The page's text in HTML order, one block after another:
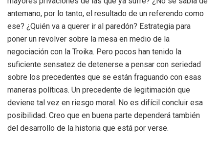
antemano, por lo tanto, el resultado de un referendo como
ese? ¿Quién va a querer ir al paredón? Estrategia para
poner un revolver sobre la mesa en medio de la
negociación con la Troika. Pero pocos han tenido la
suficiente sensatez de detenerse a pensar con seriedad
sobre los precedentes que se están fraguando con esas
maneras políticas. Un precedente de legitimación que
deviene tal vez en riesgo moral. No es difícil concluir esa
posibilidad. Creo que en buena parte dependerá también
del desarrollo de la historia que está por verse.